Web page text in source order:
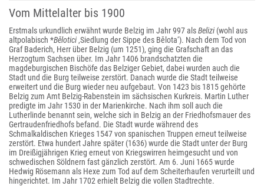
Vom Mittelalter bis 1900
Erstmals urkundlich erwähnt wurde Belzig im Jahr 997 alsBelizi (wohl aus
altpolabisch *Bělotici ‚Siedlung der Sippe des Bělota‘). Nach dem Tod von
Graf Baderich, Herr über Belzig (um 1251), ging die Grafschaft an das
Herzogtum Sachsen über. Im Jahr 1406 brandschatzten die
magdeburgischen Bischöfe das Belziger Gebiet, dabei wurden auch die
Stadt und die Burg teilweise zerstört. Danach wurde die Stadt teilweise
erweitert und die Burg wieder neu aufgebaut. Von 1423 bis 1815 gehörte
Belzig zum Amt Belzig-Rabenstein im sächsischen Kurkreis. Martin Luther
predigte im Jahr 1530 in der Marienkirche. Nach ihm soll auch die
Lutherlinde benannt sein, welche sich in Belzig an der Friedhofsmauer des
Gertraudenfriedhofs befand. Die Stadt wurde während des
Schmalkaldischen Krieges 1547 von spanischen Truppen erneut teilweise
zerstört. Etwa hundert Jahre später (1636) wurde die Stadt unter der Burg
im Dreißigjährigen Krieg erneut von Kriegswirren heimgesucht und von
schwedischen Söldnern fast gänzlich zerstört. Am 6. Juni 1665 wurde
Hedwig Rösemann als Hexe zum Tod auf dem Scheiterhaufen verurteilt und
hingerichtet. Im Jahr 1702 erhielt Belzig die vollen Stadtrechte.